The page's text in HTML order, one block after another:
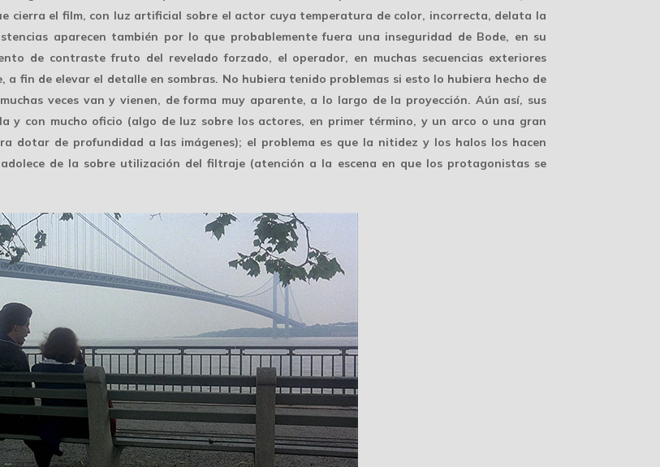
cierra el film, con luz artificial sobre el actor cuya temperatura de color, incorrecta, delata la
aparecen también por lo que probablemente fuera una inseguridad de Bode, en su
de contraste fruto del revelado forzado, el operador, en muchas secuencias exteriores
fin de elevar el detalle en sombras. No hubiera tenido problemas si esto lo hubiera hecho de
veces van y vienen, de forma muy aparente, a lo largo de la proyección. Aún así, sus
y con mucho oficio (algo de luz sobre los actores, en primer término, y un arco o una gran
dotar de profundidad a las imágenes); el problema es que la nitidez y los halos los hacen
de la sobre utilización del filtraje (atención a la escena en que los protagonistas se